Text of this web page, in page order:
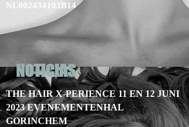
NL002434103B14
NOTICIAS
THE HAIR X-PERIENCE 11 EN 12 JUNI
2023 EVENEMENTENHAL
GORINCHEM